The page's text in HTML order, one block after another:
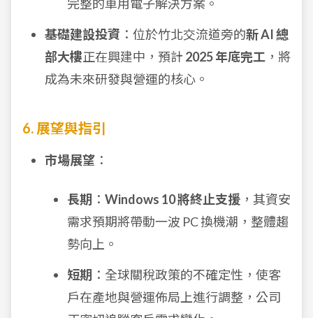
完整的車用電子解決方案。
基礎建設投資 ：位於竹北交流道旁的新 AI 總
部大樓正在興建中，預計 2025 年底完工 ，將
成為未來研發與營運的核心。
6. 展望與指引
市場展望 ：
長期 ： Windows 10 將終止支援 ，其資安
需求預期將帶動一波 PC 換機潮，整體趨
勢向上。
短期 ：全球關稅政策的不確定性，使客
戶在產地與營運佈局上進行調整，公司